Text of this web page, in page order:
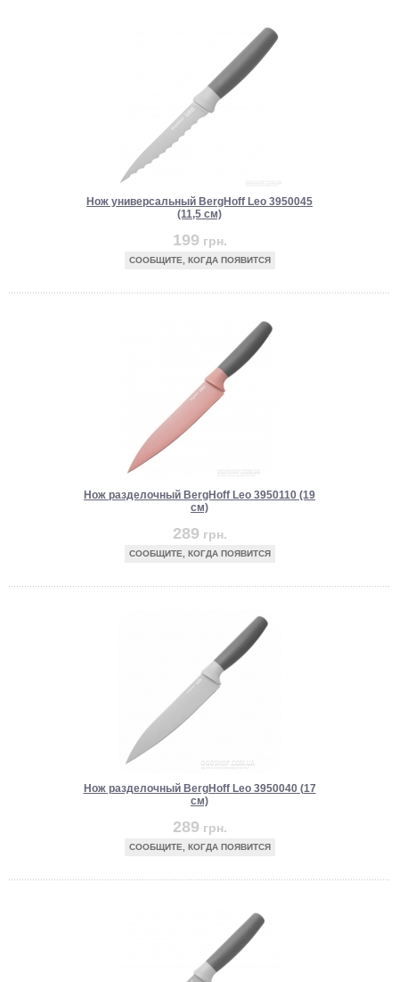
Нож универсальный BergHoff Leo 3950045
(11,5 см)
199 грн.
СООБЩИТЕ, КОГДА ПОЯВИТСЯ
Нож разделочный BergHoff Leo 3950110 (19
см)
289 грн.
СООБЩИТЕ, КОГДА ПОЯВИТСЯ
Нож разделочный BergHoff Leo 3950040 (17
см)
289 грн.
СООБЩИТЕ, КОГДА ПОЯВИТСЯ